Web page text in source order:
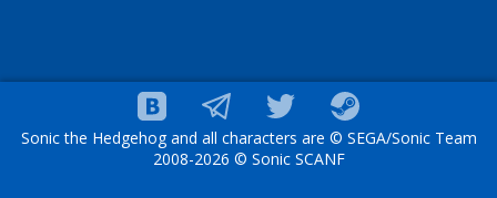
Sonic the Hedgehog and all characters are © SEGA/Sonic Team
2008-2026 © Sonic SCANF